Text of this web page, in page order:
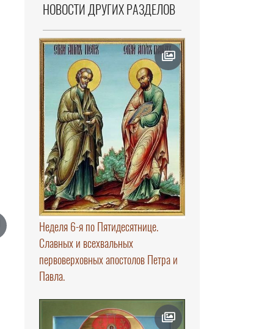
НОВОСТИ ДРУГИХ РАЗДЕЛОВ
Неделя 6-я по Пятидесятнице.
Славных и всехвальных
первоверховных апостолов Петра и
Павла.